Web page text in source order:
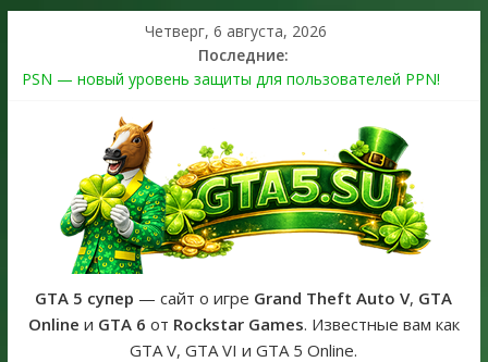
Четверг, 6 августа, 2026
Последние:
PSN — новый уровень защиты для пользователей PPN!
The Kortz Center Heist выйдет в GTA Online уже 14 июля
Регистрация в Rockstar Games Social Club ошибка #1.500.7:
как зарегистрировать аккаунт и войти без проблем в 2026
Получайте особые награды в GTA Online по программе
Fine Art Collector
GTA 6 официальная обложка игры и Предзаказ Grand Theft
Auto VI
GTA 5 супер — сайт о игре Grand Theft Auto V, GTA
Online и GTA 6 от Rockstar Games. Известные вам как
GTA V, GTA VI и GTA 5 Online.